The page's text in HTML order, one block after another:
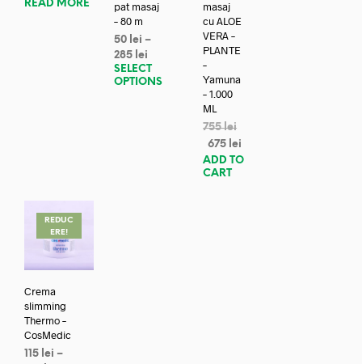
READ MORE
pat masaj
– 80 m
50 lei –
285 lei
SELECT
OPTIONS
masaj
cu ALOE
VERA –
PLANTE
–
Yamuna
– 1.000
ML
755lei
675 lei
ADD TO
CART
REDUC
ERE!
Crema
slimming
Thermo –
CosMedic
115 lei –